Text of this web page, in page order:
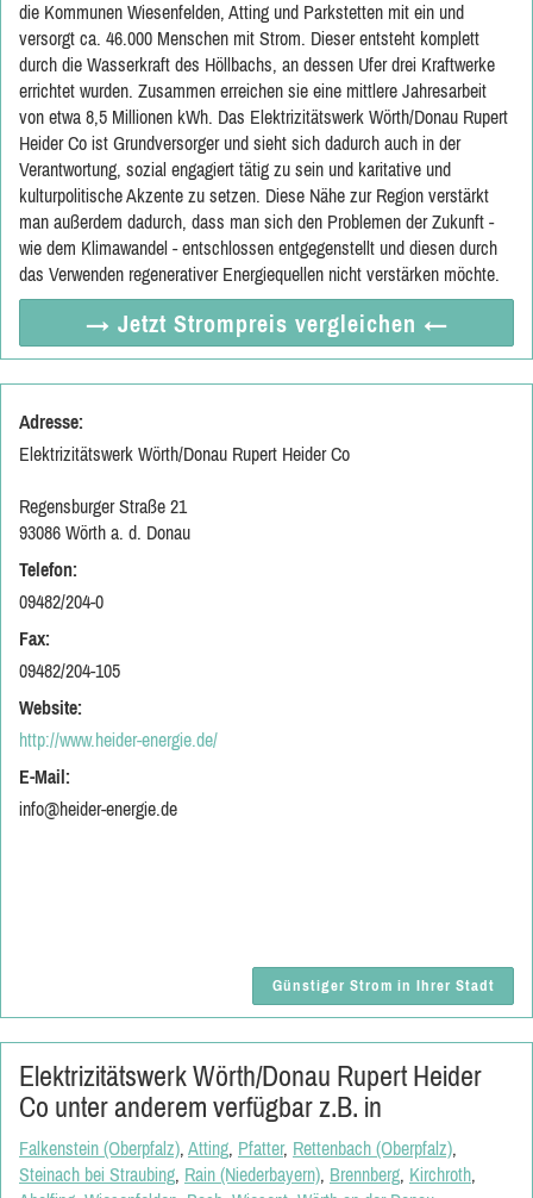
die Kommunen Wiesenfelden, Atting und Parkstetten mit ein und
versorgt ca. 46.000 Menschen mit Strom. Dieser entsteht komplett
durch die Wasserkraft des Höllbachs, an dessen Ufer drei Kraftwerke
errichtet wurden. Zusammen erreichen sie eine mittlere Jahresarbeit
von etwa 8,5 Millionen kWh. Das Elektrizitätswerk Wörth/Donau Rupert
Heider Co ist Grundversorger und sieht sich dadurch auch in der
Verantwortung, sozial engagiert tätig zu sein und karitative und
kulturpolitische Akzente zu setzen. Diese Nähe zur Region verstärkt
man außerdem dadurch, dass man sich den Problemen der Zukunft -
wie dem Klimawandel - entschlossen entgegenstellt und diesen durch
das Verwenden regenerativer Energiequellen nicht verstärken möchte.
→ Jetzt Strompreis vergleichen ←
Adresse:
Elektrizitätswerk Wörth/Donau Rupert Heider Co
Regensburger Straße 21
93086 Wörth a. d. Donau
Telefon:
09482/204-0
Fax:
09482/204-105
Website:
http://www.heider-energie.de/
E-Mail:
info@heider-energie.de
Günstiger Strom in Ihrer Stadt
Elektrizitätswerk Wörth/Donau Rupert Heider
Co unter anderem verfügbar z.B. in
Falkenstein (Oberpfalz), Atting, Pfatter, Rettenbach (Oberpfalz),
Steinach bei Straubing, Rain (Niederbayern), Brennberg, Kirchroth,